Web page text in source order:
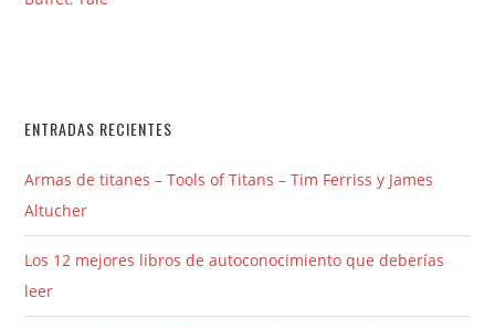
ENTRADAS RECIENTES
Armas de titanes – Tools of Titans – Tim Ferriss y James
Altucher
Los 12 mejores libros de autoconocimiento que deberías
leer